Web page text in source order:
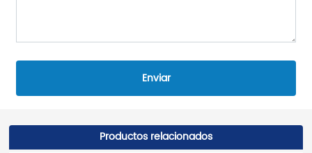
Enviar
Productos relacionados